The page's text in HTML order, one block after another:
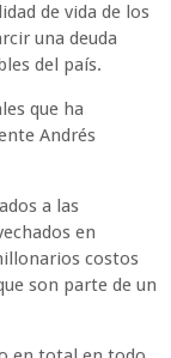
de vida de los
una deuda
del país.
que ha
Andrés
a las
en
costos
son parte de un